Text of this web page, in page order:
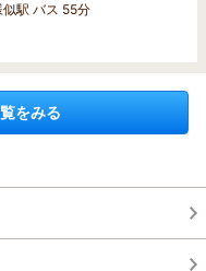
似駅 バス 55分
をみる